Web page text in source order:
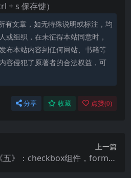
+ s 保存键）
有文章，如无特殊说明或标注，均
或组织，在未征得本站同意时，
布本站内容到任何网站、书籍等
容侵犯了原著者的合法权益，可
分享 收藏 点赞(0)
上一篇
五》：checkbox组件，form组